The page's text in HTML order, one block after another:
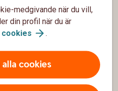
medgivande när du vill,
din profil när du är
cookies .
cookies